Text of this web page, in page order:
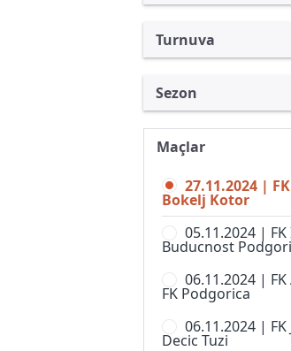
Karadağ
Türkiye
Uluslararası
Uluslararası
Turkiye
İngiltere
Almanya Amatör
Fransa
Turnuva
1. CFL
2. CFL
Sezon
Cup Crne Gore
Cup Crne Gore
Cup Crne Gore
Cup Crne Gore
Cup Crne Gore
Cup Crne Gore
Maçlar
27.11.2024 |
Bokelj Kotor
05.11.2024 |
Buducnost
06.11.2024 |
FK Podgorica
06.11.2024 | FK
Decic Tuzi